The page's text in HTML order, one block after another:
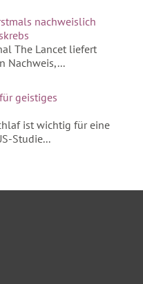
nachweislich
The Lancet liefert
Nachweis,...
geistiges
ist wichtig für eine
Studie...